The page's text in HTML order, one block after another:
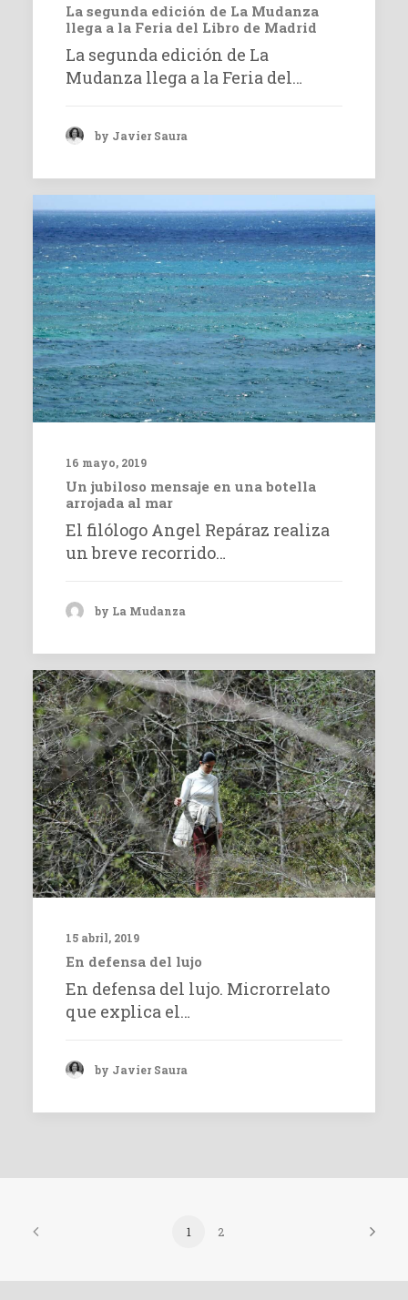
La segunda edición de La Mudanza
llega a la Feria del Libro de Madrid
La segunda edición de La
Mudanza llega a la Feria del…
by Javier Saura
16 mayo, 2019
Un jubiloso mensaje en una botella
arrojada al mar
El filólogo Angel Repáraz realiza
un breve recorrido…
by La Mudanza
15 abril, 2019
En defensa del lujo
En defensa del lujo. Microrrelato
que explica el…
by Javier Saura
1 2